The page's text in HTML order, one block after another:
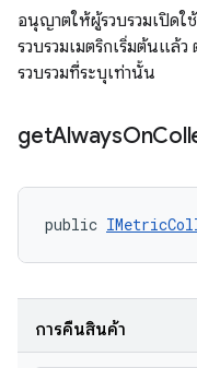
อนุญาตให้ผู้รวบรวมเปิดใช้
รวบรวมเมตริกเริ่มต้นแล้ว
รวบรวมที่ระบุเท่านั้น
getAlwaysOn
public
การคืนสินค้า